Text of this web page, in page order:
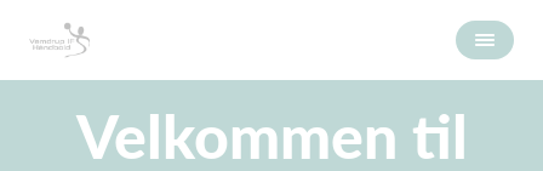
Velkommen til